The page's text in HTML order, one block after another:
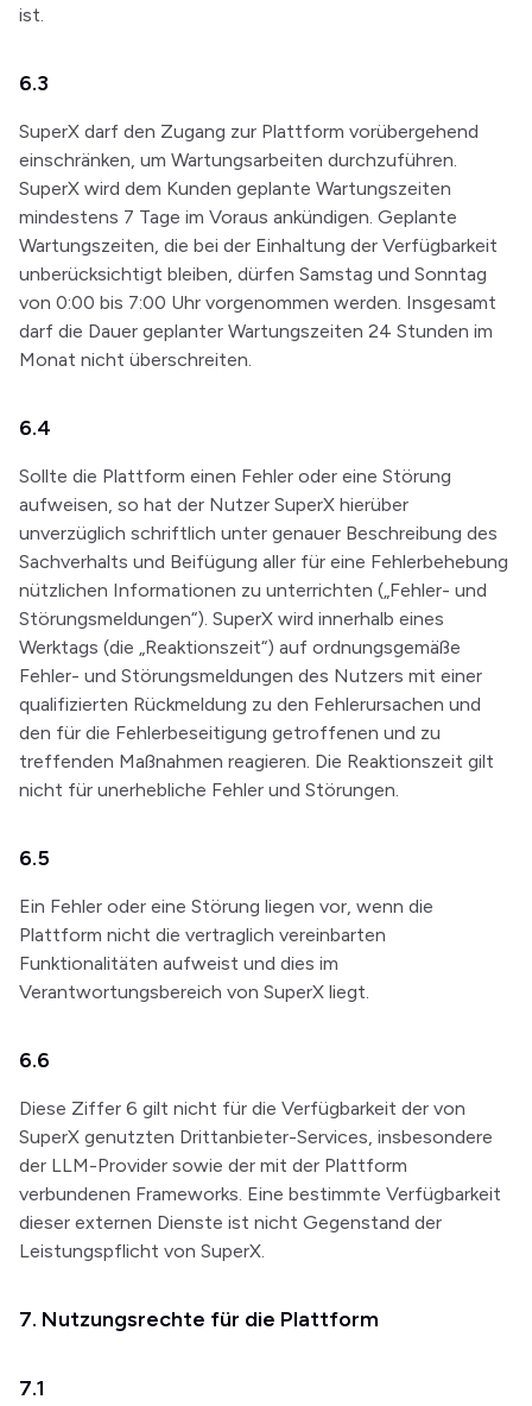
ist.
6.3
SuperX darf den Zugang zur Plattform vorübergehend
einschränken, um Wartungsarbeiten durchzuführen.
SuperX wird dem Kunden geplante Wartungszeiten
mindestens 7 Tage im Voraus ankündigen. Geplante
Wartungszeiten, die bei der Einhaltung der Verfügbarkeit
unberücksichtigt bleiben, dürfen Samstag und Sonntag
von 0:00 bis 7:00 Uhr vorgenommen werden. Insgesamt
darf die Dauer geplanter Wartungszeiten 24 Stunden im
Monat nicht überschreiten.
6.4
Sollte die Plattform einen Fehler oder eine Störung
aufweisen, so hat der Nutzer SuperX hierüber
unverzüglich schriftlich unter genauer Beschreibung des
Sachverhalts und Beifügung aller für eine Fehlerbehebung
nützlichen Informationen zu unterrichten („Fehler- und
Störungsmeldungen“). SuperX wird innerhalb eines
Werktags (die „Reaktionszeit“) auf ordnungsgemäße
Fehler- und Störungsmeldungen des Nutzers mit einer
qualifizierten Rückmeldung zu den Fehlerursachen und
den für die Fehlerbeseitigung getroffenen und zu
treffenden Maßnahmen reagieren. Die Reaktionszeit gilt
nicht für unerhebliche Fehler und Störungen.
6.5
Ein Fehler oder eine Störung liegen vor, wenn die
Plattform nicht die vertraglich vereinbarten
Funktionalitäten aufweist und dies im
Verantwortungsbereich von SuperX liegt.
6.6
Diese Ziffer 6 gilt nicht für die Verfügbarkeit der von
SuperX genutzten Drittanbieter-Services, insbesondere
der LLM-Provider sowie der mit der Plattform
verbundenen Frameworks. Eine bestimmte Verfügbarkeit
dieser externen Dienste ist nicht Gegenstand der
Leistungspflicht von SuperX.
7. Nutzungsrechte für die Plattform
7.1